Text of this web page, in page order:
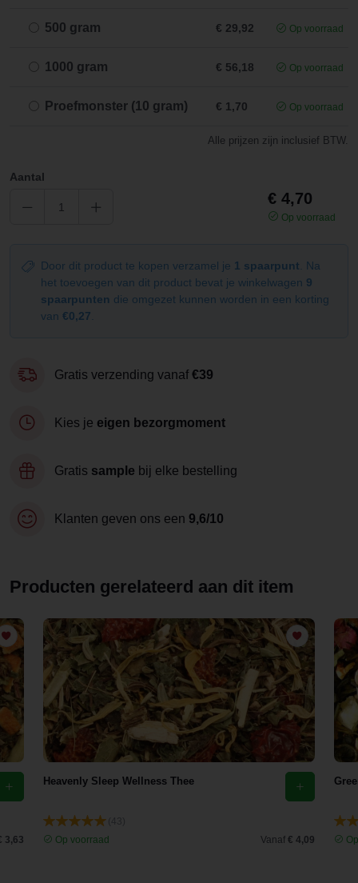
500 gram € 29,92 Op voorraad
1000 gram € 56,18 Op voorraad
Proefmonster (10 gram) € 1,70 Op voorraad
Alle prijzen zijn inclusief BTW.
Aantal
€ 4,70
Op voorraad
Door dit product te kopen verzamel je 1 spaarpunt . Na
het toevoegen van dit product bevat je winkelwagen 9
spaarpunten die omgezet kunnen worden in een korting
van €0,27
Gratis verzending vanaf €39
Kies je eigen bezorgmoment
Gratis sample bij elke bestelling
Klanten geven ons een 9,6/10
Producten gerelateerd aan dit item
3,63
Heavenly Sleep Wellness Thee
Op voorraad
Vanaf € 4,09